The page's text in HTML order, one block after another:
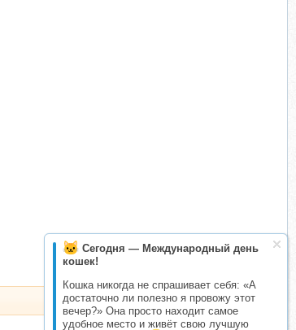
Сегодня — Международный день
кошек!
Кошка никогда не спрашивает себя: «А
достаточно ли полезно я провожу этот
вечер?» Она просто находит самое
удобное место и живёт свою лучшую